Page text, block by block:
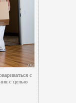
с
с целью